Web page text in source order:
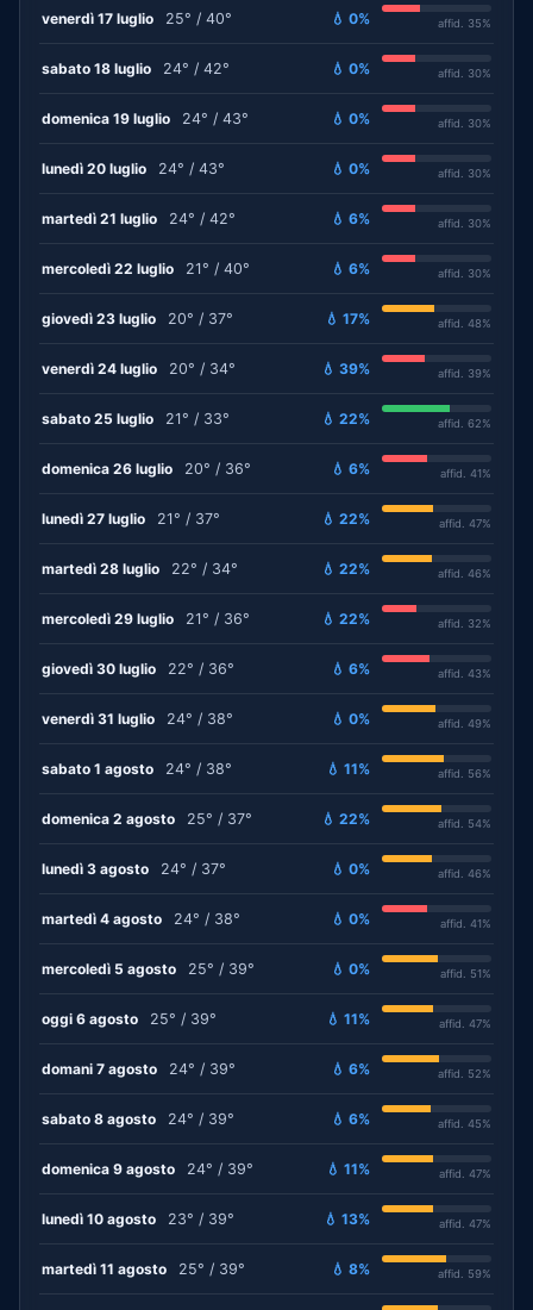
venerdì 17 luglio 25° / 40° 💧 0% affid. 35%
sabato 18 luglio 24° / 42° 💧 0% affid. 30%
domenica 19 luglio 24° / 43° 💧 0% affid. 30%
lunedì 20 luglio 24° / 43° 💧 0% affid. 30%
martedì 21 luglio 24° / 42° 💧 6% affid. 30%
mercoledì 22 luglio 21° / 40° 💧 6% affid. 30%
giovedì 23 luglio 20° / 37° 💧 17% affid. 48%
venerdì 24 luglio 20° / 34° 💧 39% affid. 39%
sabato 25 luglio 21° / 33° 💧 22% affid. 62%
domenica 26 luglio 20° / 36° 💧 6% affid. 41%
lunedì 27 luglio 21° / 37° 💧 22% affid. 47%
martedì 28 luglio 22° / 34° 💧 22% affid. 46%
mercoledì 29 luglio 21° / 36° 💧 22% affid. 32%
giovedì 30 luglio 22° / 36° 💧 6% affid. 43%
venerdì 31 luglio 24° / 38° 💧 0% affid. 49%
sabato 1 agosto 24° / 38° 💧 11% affid. 56%
domenica 2 agosto 25° / 37° 💧 22% affid. 54%
lunedì 3 agosto 24° / 37° 💧 0% affid. 46%
martedì 4 agosto 24° / 38° 💧 0% affid. 41%
mercoledì 5 agosto 25° / 39° 💧 0% affid. 51%
oggi 6 agosto 25° / 39° 💧 11% affid. 47%
domani 7 agosto 24° / 39° 💧 6% affid. 52%
sabato 8 agosto 24° / 39° 💧 6% affid. 45%
domenica 9 agosto 24° / 39° 💧 11% affid. 47%
lunedì 10 agosto 23° / 39° 💧 13% affid. 47%
martedì 11 agosto 25° / 39° 💧 8% affid. 59%